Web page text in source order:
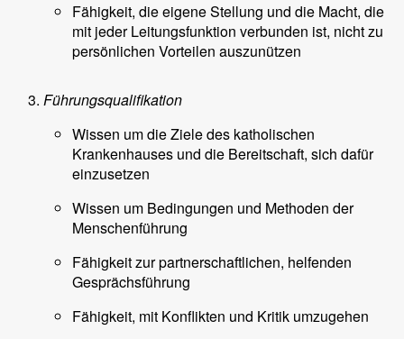
Fähigkeit, die eigene Stellung und die Macht, die
mit jeder Leitungsfunktion verbunden ist, nicht zu
persönlichen Vorteilen auszunützen
Führungsqualifikation
Wissen um die Ziele des katholischen
Krankenhauses und die Bereitschaft, sich dafür
einzusetzen
Wissen um Bedingungen und Methoden der
Menschenführung
Fähigkeit zur partnerschaftlichen, helfenden
Gesprächsführung
Fähigkeit, mit Konflikten und Kritik umzugehen